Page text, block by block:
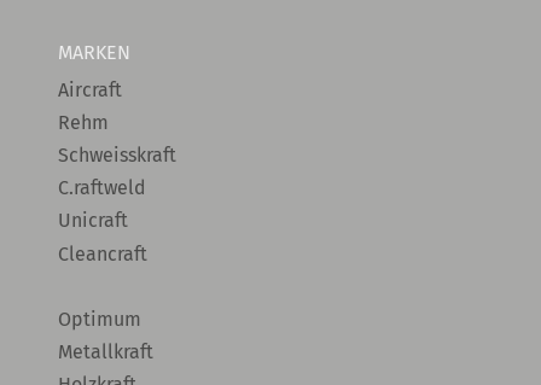
MARKEN
Aircraft
Rehm
Schweisskraft
C.raftweld
Unicraft
Cleancraft
Optimum
Metallkraft